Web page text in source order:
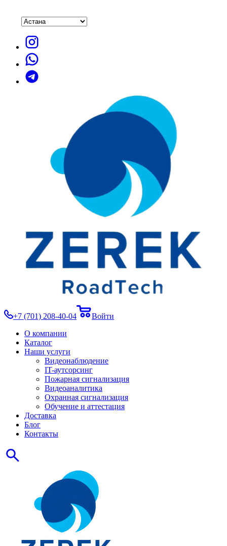
+7 (701) 208-40-04
Войти
О компании
Каталог
Наши услуги
Видеонаблюдение
IT-аутсорсинг
Пожарная сигнализация
Видеоаналитика
Охранная сигнализация
Обучение и аттестация
Доставка
Блог
Контакты